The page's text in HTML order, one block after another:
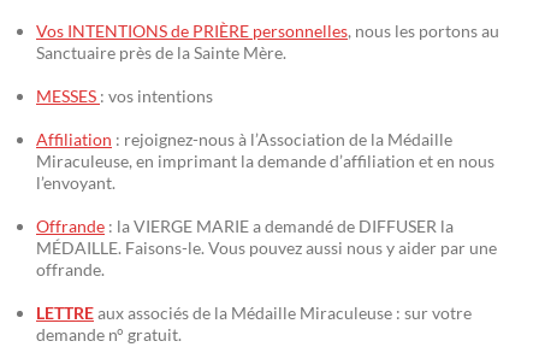
Vos INTENTIONS de PRIÈRE personnelles, nous les portons au
Sanctuaire près de la Sainte Mère.
MESSES : vos intentions
Affiliation : rejoignez-nous à l’Association de la Médaille
Miraculeuse, en imprimant la demande d’affiliation et en nous
l’envoyant.
Offrande : la VIERGE MARIE a demandé de DIFFUSER la
MÉDAILLE. Faisons-le. Vous pouvez aussi nous y aider par une
offrande.
LETTREaux associés de la Médaille Miraculeuse : sur votre
demande n° gratuit.